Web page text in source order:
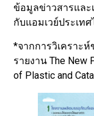
ข้อมูลข่าวสารแล
กับแอมเวย์ประเท
*จากการวิเคราะห์
รายงาน The New
of Plastic and